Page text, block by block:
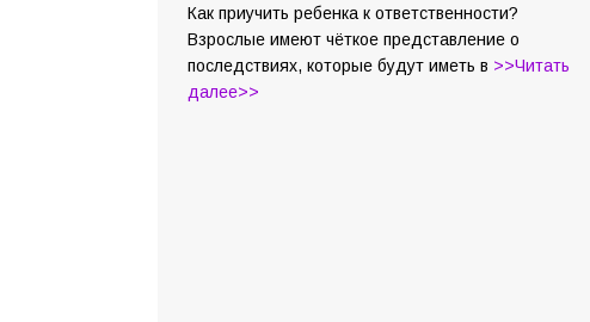
Как приучить ребенка к ответственности?
Взрослые имеют чёткое представление о
последствиях, которые будут иметь в >>Читать
далее>>